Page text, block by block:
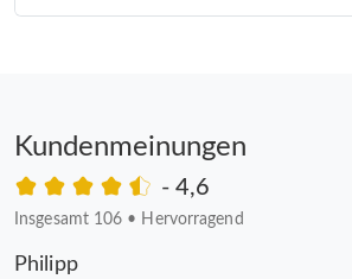
Kundenmeinungen
- 4,6
Insgesamt 106 • Hervorragend
Philipp